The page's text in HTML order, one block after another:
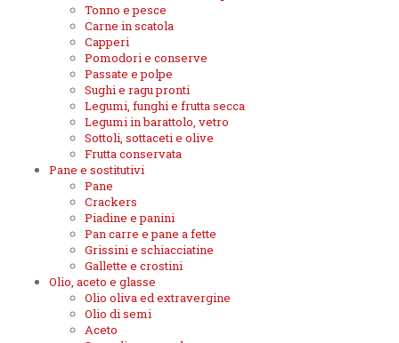
Tonno e pesce
Carne in scatola
Capperi
Pomodori e conserve
Passate e polpe
Sughi e ragu pronti
Legumi, funghi e frutta secca
Legumi in barattolo, vetro
Sottoli, sottaceti e olive
Frutta conservata
Pane e sostitutivi
Pane
Crackers
Piadine e panini
Pan carre e pane a fette
Grissini e schiacciatine
Gallette e crostini
Olio, aceto e glasse
Olio oliva ed extravergine
Olio di semi
Aceto